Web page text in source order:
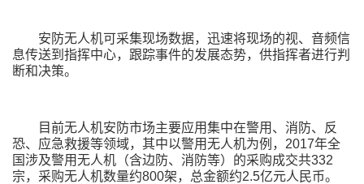
安防无人机可采集现场数据，迅速将现场的视、音频信
息传送到指挥中心，跟踪事件的发展态势，供指挥者进行判
断和决策。
目前无人机安防市场主要应用集中在警用、消防、反
恐、应急救援等领域，其中以警用无人机为例，2017年全
国涉及警用无人机（含边防、消防等）的采购成交共332
宗，采购无人机数量约800架，总金额约2.5亿元人民币。